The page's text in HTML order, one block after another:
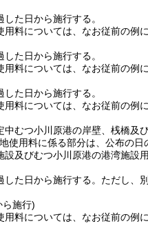
た日から施行する。
料については、なお従前の例に
た日から施行する。
料については、なお従前の例に
た日から施行する。
料については、なお従前の例に
中むつ小川原港の岸壁、桟橋及
用料に係る部分は、公布の日
及びむつ小川原港の港湾施設
た日から施行する。 ただし、
ら施行)
料については、なお従前の例に